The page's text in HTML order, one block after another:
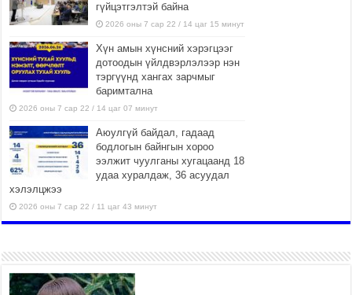
гүйцэтгэлтэй байна
2026 оны 7 сар 22 / 14 цаг 15 минут
Хүн амын хүнсний хэрэгцээг
дотоодын үйлдвэрлэлээр нэн
тэргүүнд хангах зарчмыг
баримтална
2026 оны 7 сар 22 / 14 цаг 07 минут
Аюулгүй байдал, гадаад
бодлогын байнгын хороо
ээлжит чуулганы хугацаанд 18
удаа хуралдаж, 36 асуудал
хэлэлцжээ
2026 оны 7 сар 22 / 11 цаг 43 минут
боломжтой-Хүүхэд хөгжүүлэх
төв” байгуулах төсөлд төр,
хувийн хэвшлийн түншлэлийн хүрээнд хамтран